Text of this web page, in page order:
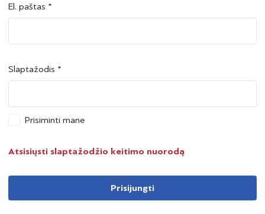
Šalis *
Asmens kodas *
Šalis *
Asmens kodas *
El. paštas *
Slaptažodis *
Prisiminti mane
Atsisiųsti slaptažodžio keitimo nuorodą
Prisijungti